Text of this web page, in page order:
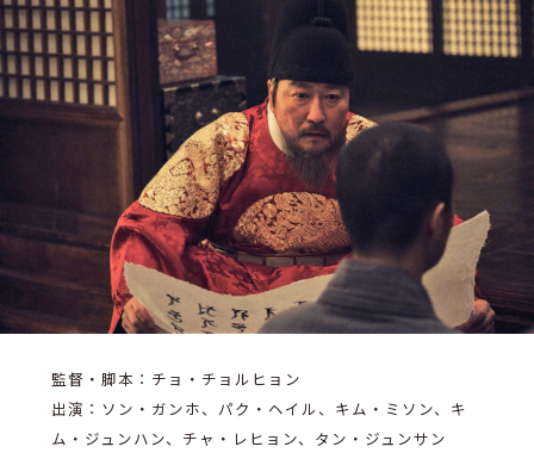
監督・脚本：チョ・チョルヒョン
出演：ソン・ガンホ、パク・ヘイル、キム・ミソン、キ
ム・ジュンハン、チャ・レヒョン、タン・ジュンサン